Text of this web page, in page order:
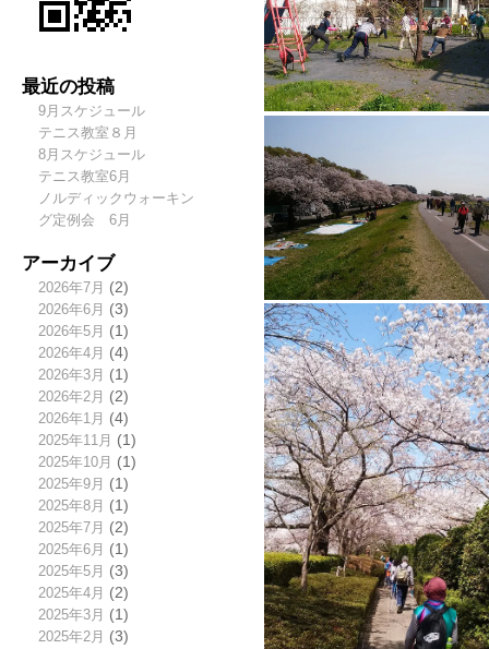
最近の投稿
9月スケジュール
テニス教室８月
8月スケジュール
テニス教室6月
ノルディックウォーキン
グ定例会 6月
アーカイブ
2026年7月 (2)
2026年6月 (3)
2026年5月 (1)
2026年4月 (4)
2026年3月 (1)
2026年2月 (2)
2026年1月 (4)
2025年11月 (1)
2025年10月 (1)
2025年9月 (1)
2025年8月 (1)
2025年7月 (2)
2025年6月 (1)
2025年5月 (3)
2025年4月 (2)
2025年3月 (1)
2025年2月 (3)